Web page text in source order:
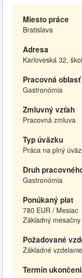
Miesto práce
Bratislava
Adresa
Karloveská 32,
Pracovná oblasť
Gastronómia
Zmluvný vzťah
Pracovná zmluva
Typ úväzku
Práca na plný
Druh
Gastronómia
Ponúkaný plat
780 EUR / Mesiac
Základný
Požadované
Základné vzdelanie
Termín